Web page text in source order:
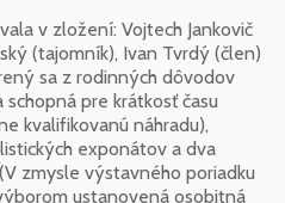
v zložení: Vojtech Jankovič
(tajomník), Ivan Tvrdý (člen)
sa z rodinných dôvodov
pre krátkosť času
kvalifikovanú náhradu),
exponátov a dva
zmysle výstavného poriadku
ustanovená osobitná